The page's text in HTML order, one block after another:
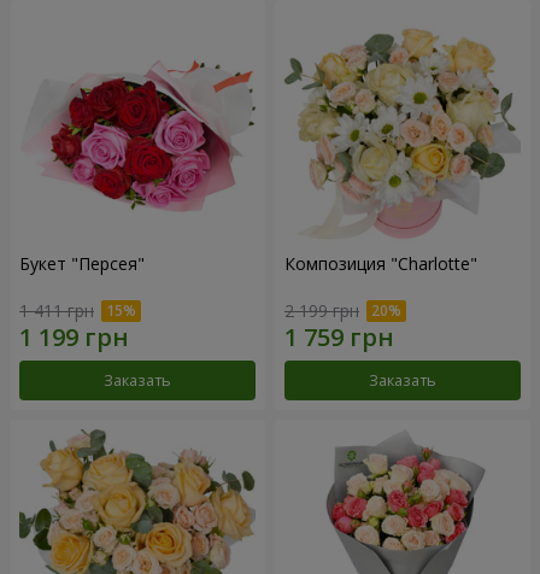
Букет "Персея"
1 411 грн
Заказать
Композиция "Charlotte"
2 199 грн
Заказать